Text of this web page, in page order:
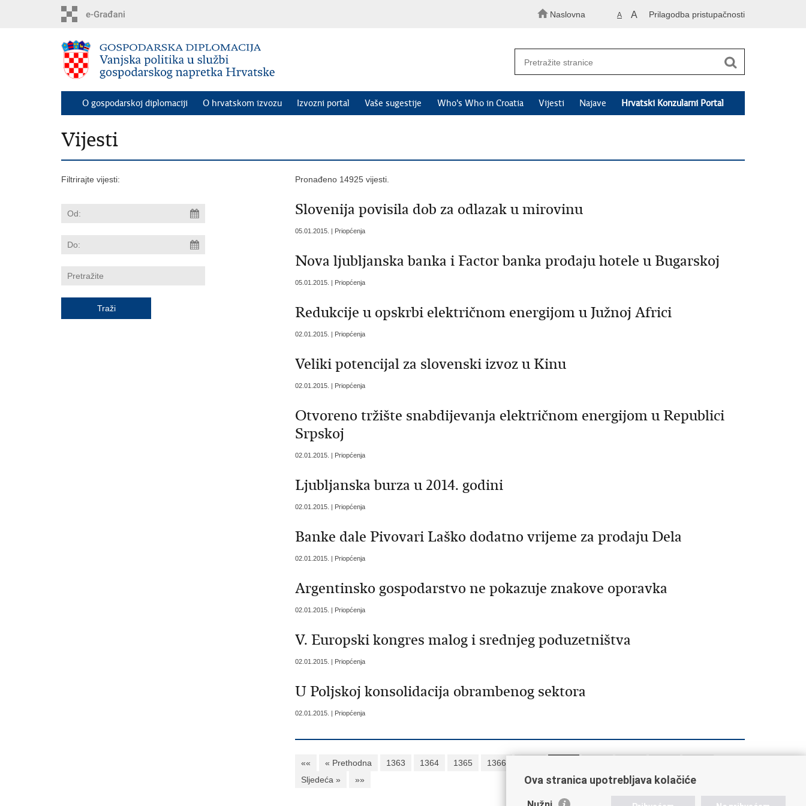
Naslovna A A Prilagodba pristupačnosti
O gospodarskoj diplomaciji O hrvatskom izvozu Izvozni portal Vaše sugestije Who's Who in Croatia Vijesti Najave Hrvatski Konzularni Portal
Vijesti
Filtrirajte vijesti: Pronađeno 14925 vijesti.
Slovenija povisila dob za odlazak u mirovinu
05.01.2015. | Priopćenja
Nova ljubljanska banka i Factor banka prodaju hotele u Bugarskoj
05.01.2015. | Priopćenja
Redukcije u opskrbi električnom energijom u Južnoj Africi
02.01.2015. | Priopćenja
Veliki potencijal za slovenski izvoz u Kinu
02.01.2015. | Priopćenja
Otvoreno tržište snabdijevanja električnom energijom u Republici
Srpskoj
02.01.2015. | Priopćenja
Ljubljanska burza u 2014. godini
02.01.2015. | Priopćenja
Banke dale Pivovari Laško dodatno vrijeme za prodaju Dela
02.01.2015. | Priopćenja
Argentinsko gospodarstvo ne pokazuje znakove oporavka
02.01.2015. | Priopćenja
V. Europski kongres malog i srednjeg poduzetništva
02.01.2015. | Priopćenja
U Poljskoj konsolidacija obrambenog sektora
02.01.2015. | Priopćenja
«« « Prethodna 1363 1364 1365 1366
Sljedeća »
»» Ova stranica upotrebljava kolačiće